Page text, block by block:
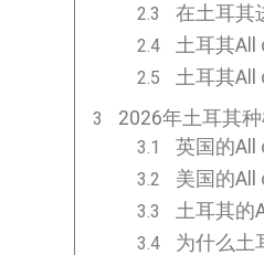
在土耳其
土耳其All
土耳其All
2026年土耳其
英国的All
美国的All
土耳其的
为什么土